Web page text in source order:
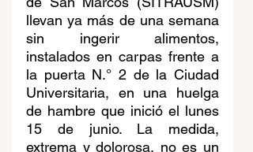
llevan ya más de una semana
sin ingerir alimentos,
instalados en carpas frente a
la puerta N.° 2 de la Ciudad
Universitaria, en una huelga
de hambre que inició el lunes
15 de junio. La medida,
extrema y dolorosa, no es un